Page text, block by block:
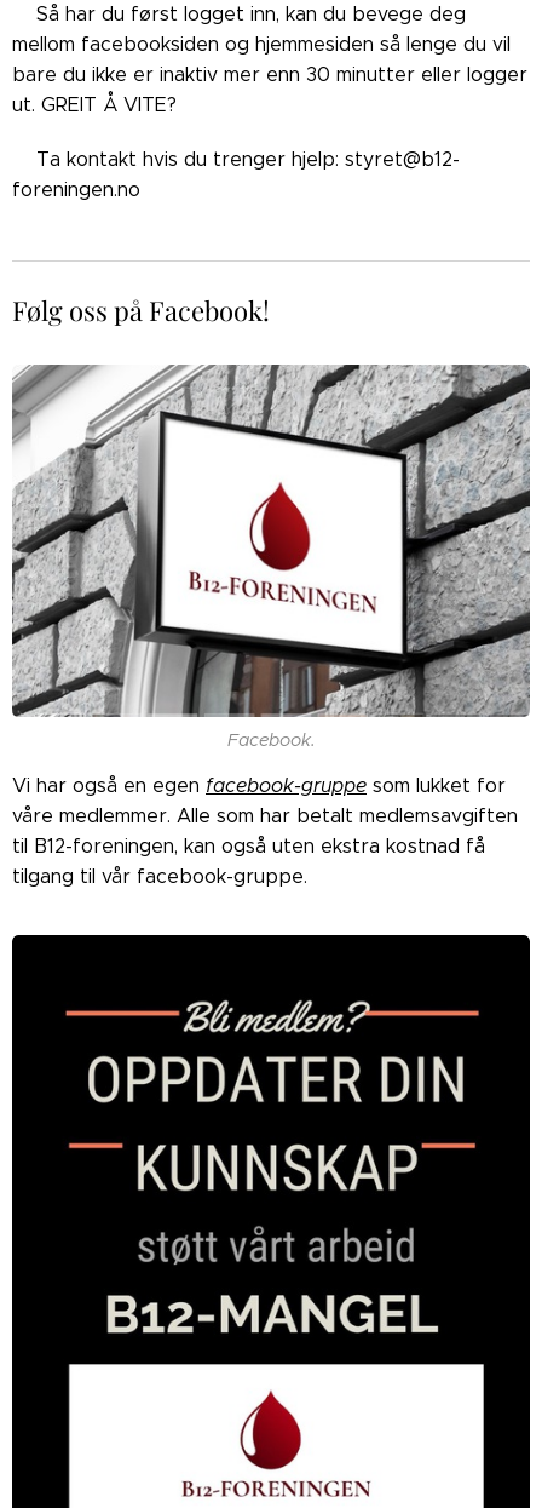
👉🏼Så har du først logget inn, kan du bevege deg
mellom facebooksiden og hjemmesiden så lenge du vil
bare du ikke er inaktiv mer enn 30 minutter eller logger
ut. GREIT Å VITE?
👉🏼Ta kontakt hvis du trenger hjelp: styret@b12-
foreningen.no
Følg oss på Facebook!
Facebook.
Vi har også en egen facebook-gruppe som lukket for
våre medlemmer. Alle som har betalt medlemsavgiften
til B12-foreningen, kan også uten ekstra kostnad få
tilgang til vår facebook-gruppe.